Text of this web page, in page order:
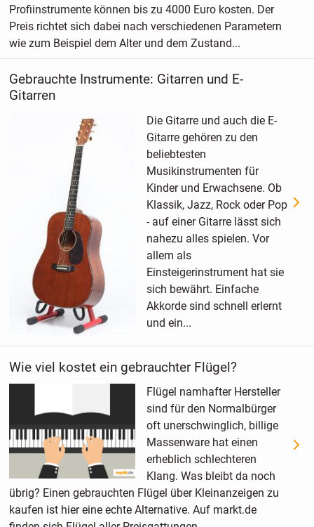
Profiinstrumente können bis zu 4000 Euro kosten. Der
Preis richtet sich dabei nach verschiedenen Parametern
wie zum Beispiel dem Alter und dem Zustand...
Gebrauchte Instrumente: Gitarren und E-
Gitarren
Die Gitarre und auch die E-
Gitarre gehören zu den
beliebtesten
Musikinstrumenten für
Kinder und Erwachsene. Ob
Klassik, Jazz, Rock oder Pop
- auf einer Gitarre lässt sich
nahezu alles spielen. Vor
allem als
Einsteigerinstrument hat sie
sich bewährt. Einfache
Akkorde sind schnell erlernt
und ein...
Wie viel kostet ein gebrauchter Flügel?
Flügel namhafter Hersteller
sind für den Normalbürger
oft unerschwinglich, billige
Massenware hat einen
erheblich schlechteren
Klang. Was bleibt da noch
übrig? Einen gebrauchten Flügel über Kleinanzeigen zu
kaufen ist hier eine echte Alternative. Auf markt.de